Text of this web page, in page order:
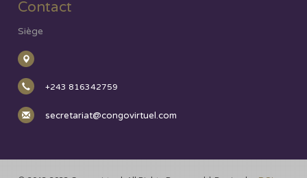
Contact
Siège
+243 816342759
secretariat@congovirtuel.com